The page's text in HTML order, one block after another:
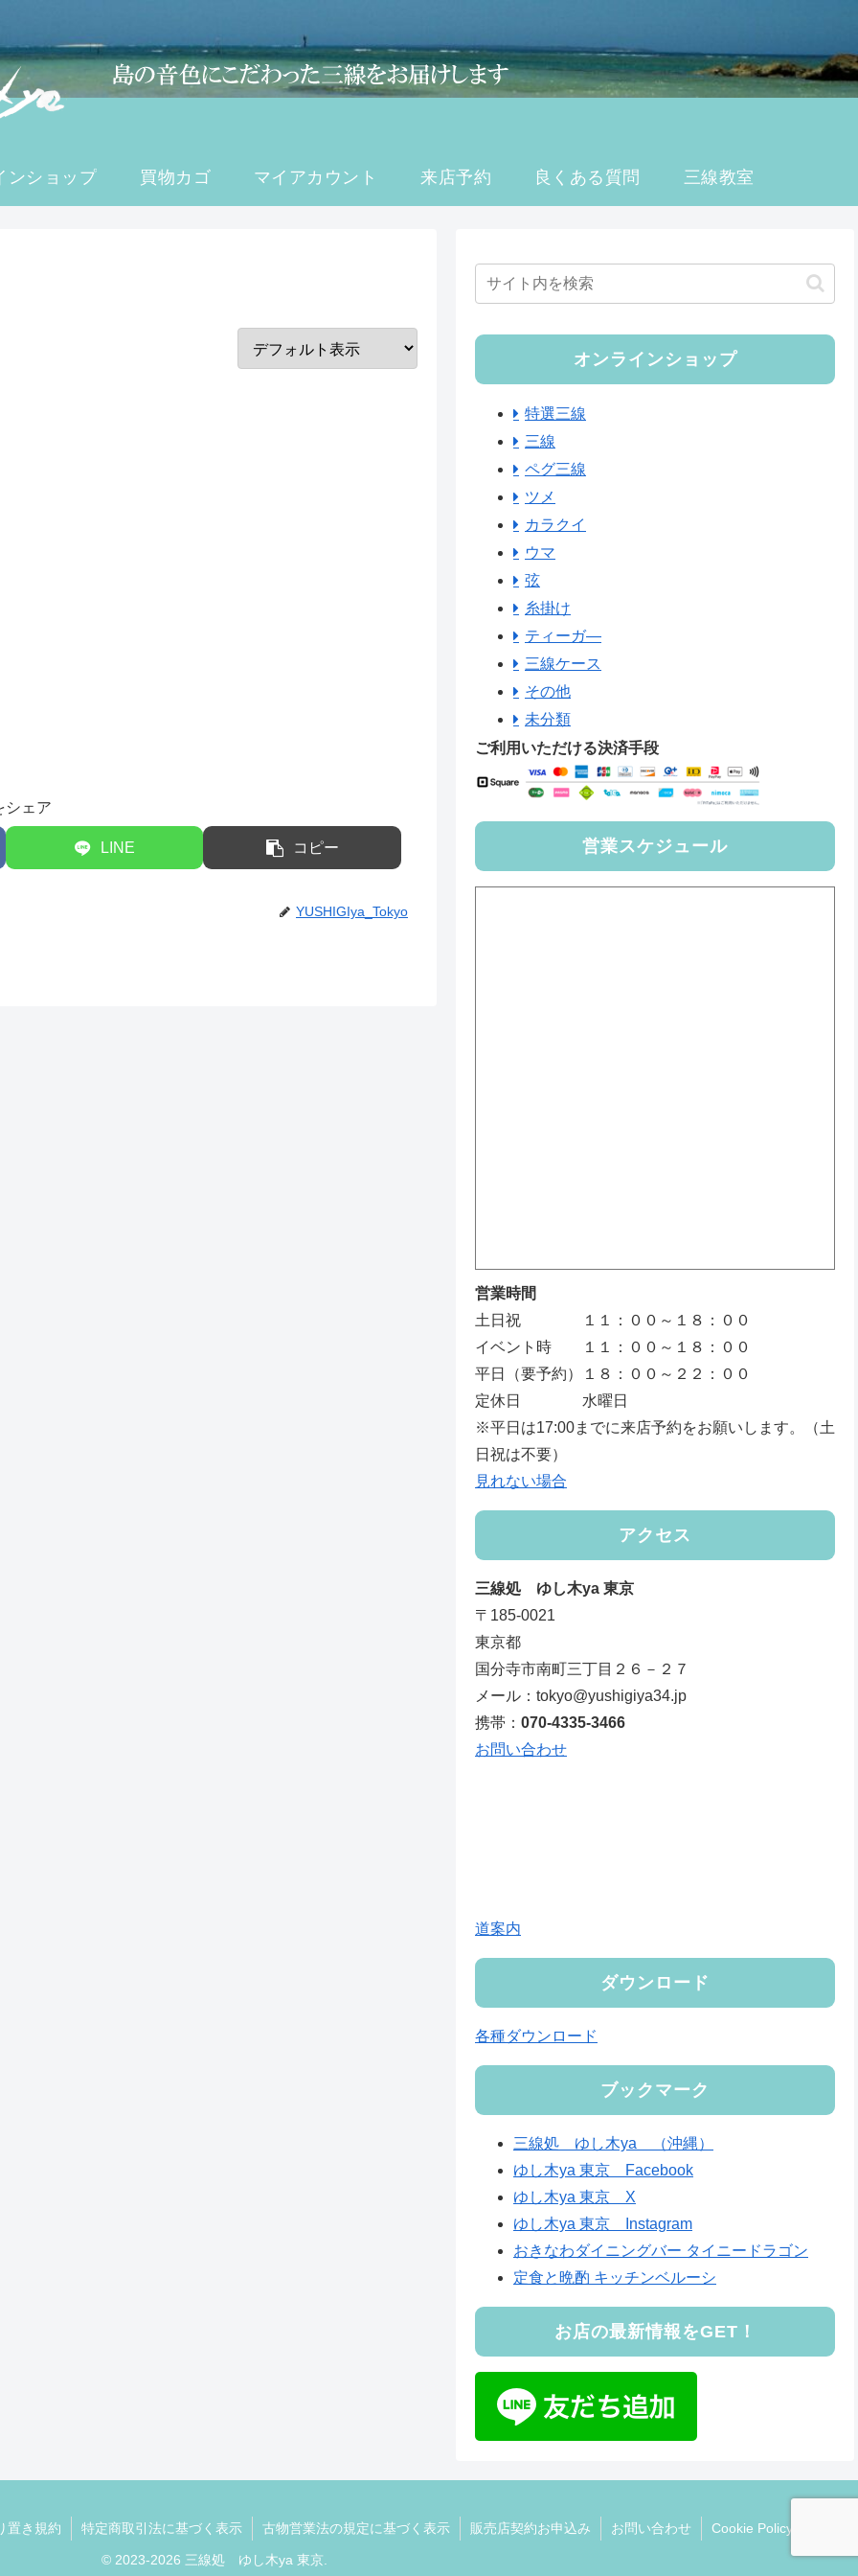
ンショップ 買物カゴ マイアカウント 来店予約 良くある質問 三線教室
シェア
LINE コピー
YUSHIGIya_Tokyo
オンラインショップ
特選三線
三線
ペグ三線
ツメ
カラクイ
ウマ
弦
糸掛け
ティーガ―
三線ケース
その他
未分類
ご利用いただける決済手段
営業スケジュール
営業時間
土日祝 １１：００～１８：００
イベント時 １１：００～１８：００
平日（要予約）１８：００～２２：００
定休日 水曜日
※平日は17:00までに来店予約をお願いします。（土
日祝は不要）
見れない場合
アクセス
三線処 ゆし木ya 東京
〒185-0021
東京都
国分寺市南町三丁目２６－２７
メール：tokyo@yushigiya34.jp
携帯： 070-4335-3466
お問い合わせ
道案内
ダウンロード
各種ダウンロード
ブックマーク
三線処 ゆし木ya （沖縄）
ゆし木ya 東京 Facebook
ゆし木ya 東京 X
ゆし木ya 東京 Instagram
おきなわダイニングバー タイニードラゴン
定食と晩酌 キッチンベルーシ
お店の最新情報をGET！
置き規約 特定商取引法に基づく表示 古物営業法の規定に基づく表示 販売店契約お申込み お問い合わせ Cookie Policy (EU)
© 2023-2026 三線処 ゆし木ya 東京.